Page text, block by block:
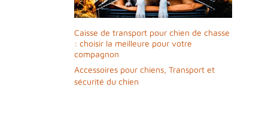
Caisse de transport pour chien de chasse
: choisir la meilleure pour votre
compagnon
Accessoires pour chiens, Transport et
sécurité du chien